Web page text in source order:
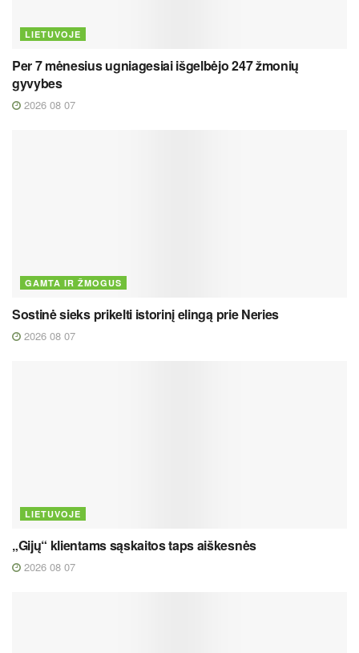
LIETUVOJE
Per 7 mėnesius ugniagesiai išgelbėjo 247 žmonių
gyvybes
2026 08 07
GAMTA IR ŽMOGUS
Sostinė sieks prikelti istorinį elingą prie Neries
2026 08 07
LIETUVOJE
„Gijų“ klientams sąskaitos taps aiškesnės
2026 08 07